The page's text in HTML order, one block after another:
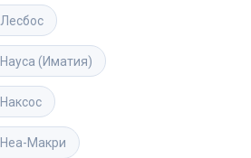
Лесбос
Науса (Иматия)
Наксос
Неа-Макри